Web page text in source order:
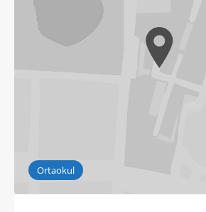
Ortaokul